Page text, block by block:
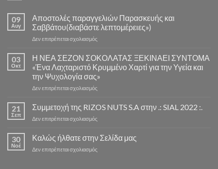
09
Αυγ
Αποστολές παραγγελιών Παρασκευής και
Σαββάτου(διαβάστε λεπτομέρειες»)
Δεν επιτρέπεται σχολιασμόςστο
παραγγελιών
Παρασκευής
και
Σαββάτου(διαβάστε
λεπτομέρειες»)
03
Οκτ
Η ΝΕΑ ΣΕΖΟΝ ΣΟΚΟΛΑΤΑΣ ΞΕΚΙΝΑΕΙ ΣΥΝΤΟΜΑ
«Ένα Λαχταριστό Κρυμμένο Χαρτί για την Υγεία και
την Ψυχολογία σας»
Δεν επιτρέπεται σχολιασμόςστο
ΝΕΑ
ΣΟΚΟΛΑΤΑΣ
ΣΥΝΤΟΜΑ
Λαχταριστό
21
Σεπ
Συμμετοχή της RIZOS NUTS S.A στην .: SIAL 2022 :.
Δεν επιτρέπεται σχολιασμόςστο
της
NUTS
30
Νοέ
Καλώς ήλθατε στην Σελίδα μας
Δεν επιτρέπεται σχολιασμόςστο